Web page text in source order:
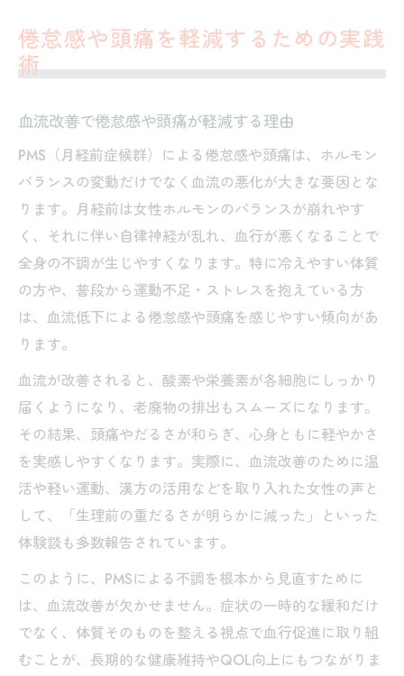
倦怠感や頭痛を軽減するための実践
術
血流改善で倦怠感や頭痛が軽減する理由
PMS（月経前症候群）による倦怠感や頭痛は、ホルモン
バランスの変動だけでなく血流の悪化が大きな要因とな
ります。月経前は女性ホルモンのバランスが崩れやす
く、それに伴い自律神経が乱れ、血行が悪くなることで
全身の不調が生じやすくなります。特に冷えやすい体質
の方や、普段から運動不足・ストレスを抱えている方
は、血流低下による倦怠感や頭痛を感じやすい傾向があ
ります。
血流が改善されると、酸素や栄養素が各細胞にしっかり
届くようになり、老廃物の排出もスムーズになります。
その結果、頭痛やだるさが和らぎ、心身ともに軽やかさ
を実感しやすくなります。実際に、血流改善のために温
活や軽い運動、漢方の活用などを取り入れた女性の声と
して、「生理前の重だるさが明らかに減った」といった
体験談も多数報告されています。
このように、PMSによる不調を根本から見直すために
は、血流改善が欠かせません。症状の一時的な緩和だけ
でなく、体質そのものを整える視点で血行促進に取り組
むことが、長期的な健康維持やQOL向上にもつながりま